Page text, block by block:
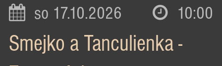
so 17.10.2026 10:00
Smejko a Tanculienka -